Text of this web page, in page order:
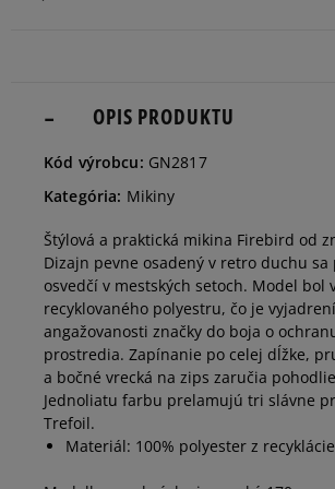
34
38 Informovať o
40 Informovať o
42 Informovať o
44 Informovať o
OPIS PRODUKTU
Kód výrobcu: GN2817
Kategória: Mikiny
Štýlová a praktická mikina Firebird od
Dizajn pevne osadený v retro duchu sa
osvedčí v mestských setoch. Model bol
recyklovaného polyestru, čo je
angažovanosti značky do boja o
prostredia. Zapínanie po celej dĺžke,
a bočné vrecká na zips zaručia
Jednoliatu farbu prelamujú tri slávne
Trefoil.
Materiál: 100% polyester z recyklácie